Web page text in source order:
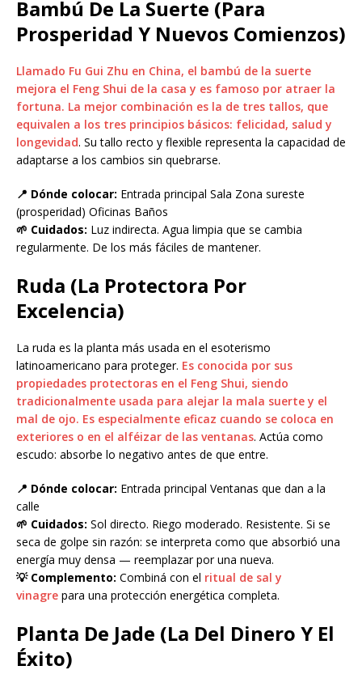
Bambú De La Suerte (Para
Prosperidad Y Nuevos Comienzos)
Llamado Fu Gui Zhu en China, el bambú de la suerte
mejora el Feng Shui de la casa y es famoso por atraer la
fortuna. La mejor combinación es la de tres tallos, que
equivalen a los tres principios básicos: felicidad, salud y
longevidad. Su tallo recto y flexible representa la capacidad de
adaptarse a los cambios sin quebrarse.
📍 Dónde colocar: Entrada principal Sala Zona sureste
(prosperidad) Oficinas Baños
🌱 Cuidados: Luz indirecta. Agua limpia que se cambia
regularmente. De los más fáciles de mantener.
Ruda (La Protectora Por
Excelencia)
La ruda es la planta más usada en el esoterismo
latinoamericano para proteger. Es conocida por sus
propiedades protectoras en el Feng Shui, siendo
tradicionalmente usada para alejar la mala suerte y el
mal de ojo. Es especialmente eficaz cuando se coloca en
exteriores o en el alféizar de las ventanas. Actúa como
escudo: absorbe lo negativo antes de que entre.
📍 Dónde colocar: Entrada principal Ventanas que dan a la
calle
🌱 Cuidados: Sol directo. Riego moderado. Resistente. Si se
seca de golpe sin razón: se interpreta como que absorbió una
energía muy densa — reemplazar por una nueva.
💡 Complemento: Combiná con el ritual de sal y
vinagre para una protección energética completa.
Planta De Jade (La Del Dinero Y El
Éxito)